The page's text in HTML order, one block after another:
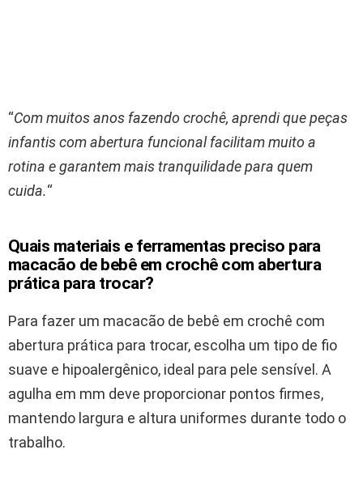
“Com muitos anos fazendo crochê, aprendi que peças
infantis com abertura funcional facilitam muito a
rotina e garantem mais tranquilidade para quem
cuida.“
Quais materiais e ferramentas preciso para
macacão de bebê em crochê com abertura
prática para trocar?
Para fazer um macacão de bebê em crochê com
abertura prática para trocar, escolha um tipo de fio
suave e hipoalergênico, ideal para pele sensível. A
agulha em mm deve proporcionar pontos firmes,
mantendo largura e altura uniformes durante todo o
trabalho.